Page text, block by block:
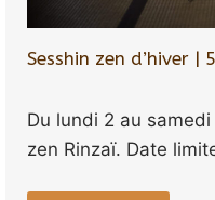
Sesshin zen d’hiver
Du lundi 2 au
zen Rinzaï. Date